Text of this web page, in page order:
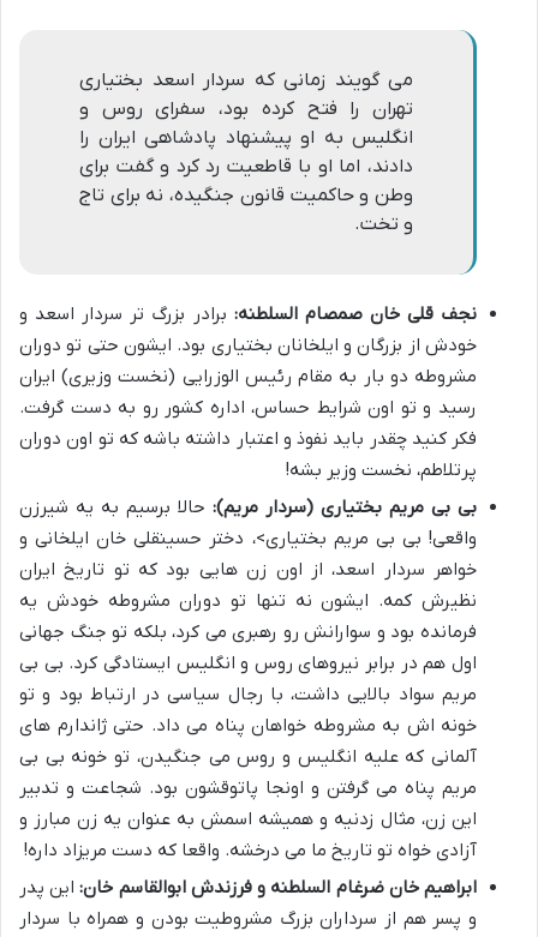
می گویند زمانی که سردار اسعد بختیاری
تهران را فتح کرده بود، سفرای روس و
انگلیس به او پیشنهاد پادشاهی ایران را
دادند، اما او با قاطعیت رد کرد و گفت برای
وطن و حاکمیت قانون جنگیده، نه برای تاج
و تخت.
نجف قلی خان صمصام السلطنه: برادر بزرگ تر سردار اسعد و
خودش از بزرگان و ایلخانان بختیاری بود. ایشون حتی تو دوران
مشروطه دو بار به مقام رئیس الوزرایی (نخست وزیری) ایران
رسید و تو اون شرایط حساس، اداره کشور رو به دست گرفت.
فکر کنید چقدر باید نفوذ و اعتبار داشته باشه که تو اون دوران
پرتلاطم، نخست وزیر بشه!
بی بی مریم بختیاری (سردار مریم): حالا برسیم به یه شیرزن
واقعی! بی بی مریم بختیاری>، دختر حسینقلی خان ایلخانی و
خواهر سردار اسعد، از اون زن هایی بود که تو تاریخ ایران
نظیرش کمه. ایشون نه تنها تو دوران مشروطه خودش یه
فرمانده بود و سوارانش رو رهبری می کرد، بلکه تو جنگ جهانی
اول هم در برابر نیروهای روس و انگلیس ایستادگی کرد. بی بی
مریم سواد بالایی داشت، با رجال سیاسی در ارتباط بود و تو
خونه اش به مشروطه خواهان پناه می داد. حتی ژاندارم های
آلمانی که علیه انگلیس و روس می جنگیدن، تو خونه بی بی
مریم پناه می گرفتن و اونجا پاتوقشون بود. شجاعت و تدبیر
این زن، مثال زدنیه و همیشه اسمش به عنوان یه زن مبارز و
آزادی خواه تو تاریخ ما می درخشه. واقعا که دست مریزاد داره!
ابراهیم خان ضرغام السلطنه و فرزندش ابوالقاسم خان:این پدر
و پسر هم از سرداران بزرگ مشروطیت بودن و همراه با سردار